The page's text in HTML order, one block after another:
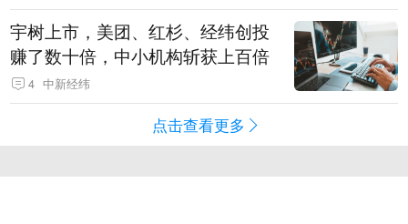
宇树上市，美团、红杉、经纬创投
赚了数十倍，中小机构斩获上百倍
4 中新经纬
点击查看更多